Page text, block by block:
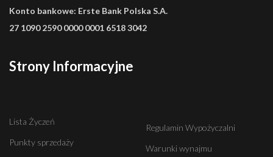
Konto bankowe: Erste Bank Polska S.A.
27 1090 2590 0000 0001 6518 3042
Strony Informacyjne
Lista Życzeń
Punkty sprzedaży
Regulamin Wypożyczalni
Warunki wynajmu